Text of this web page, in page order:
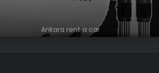
Ankara rent a car